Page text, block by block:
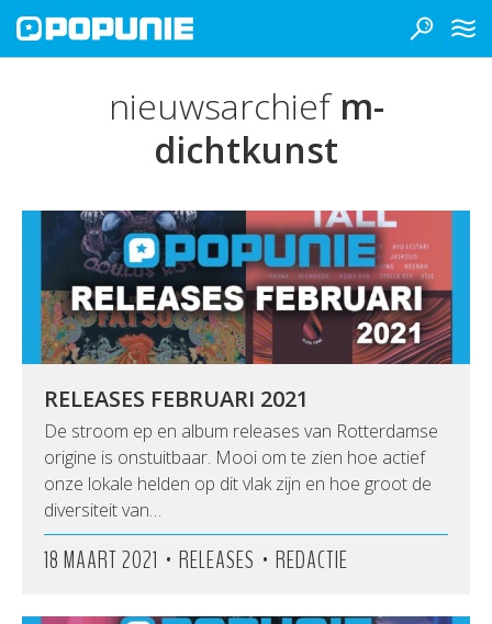
nieuwsarchief m-
dichtkunst
RELEASES FEBRUARI 2021
De stroom ep en album releases van Rotterdamse
origine is onstuitbaar. Mooi om te zien hoe actief
onze lokale helden op dit vlak zijn en hoe groot de
diversiteit van…
18 MAART 2021 • RELEASES • REDACTIE